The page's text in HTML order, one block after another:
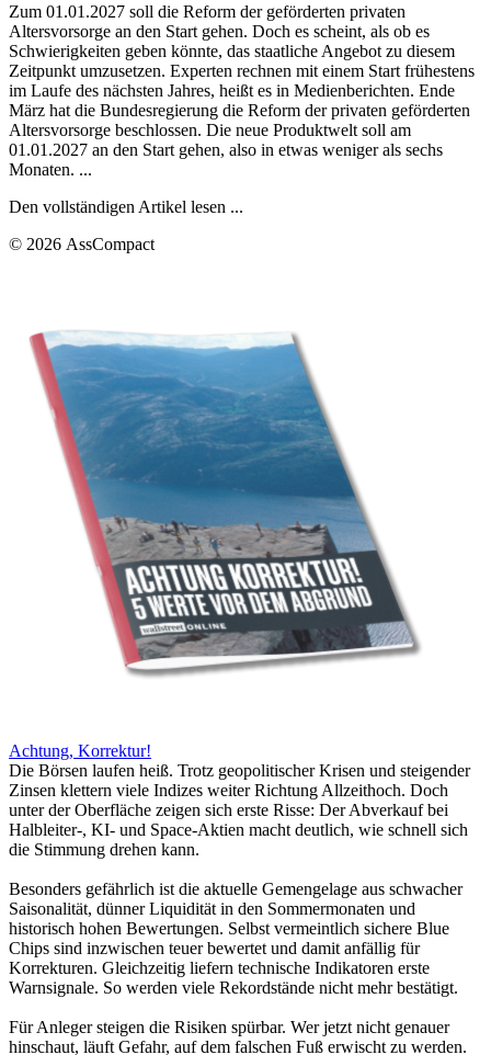
Zum 01.01.2027 soll die Reform der geförderten privaten
Altersvorsorge an den Start gehen. Doch es scheint, als ob es
Schwierigkeiten geben könnte, das staatliche Angebot zu diesem
Zeitpunkt umzusetzen. Experten rechnen mit einem Start frühestens
im Laufe des nächsten Jahres, heißt es in Medienberichten. Ende
März hat die Bundesregierung die Reform der privaten geförderten
Altersvorsorge beschlossen. Die neue Produktwelt soll am
01.01.2027 an den Start gehen, also in etwas weniger als sechs
Monaten. ...
Den vollständigen Artikel lesen ...
© 2026 AssCompact
Achtung, Korrektur!
Die Börsen laufen heiß. Trotz geopolitischer Krisen und steigender
Zinsen klettern viele Indizes weiter Richtung Allzeithoch. Doch
unter der Oberfläche zeigen sich erste Risse: Der Abverkauf bei
Halbleiter-, KI- und Space-Aktien macht deutlich, wie schnell sich
die Stimmung drehen kann.
Besonders gefährlich ist die aktuelle Gemengelage aus schwacher
Saisonalität, dünner Liquidität in den Sommermonaten und
historisch hohen Bewertungen. Selbst vermeintlich sichere Blue
Chips sind inzwischen teuer bewertet und damit anfällig für
Korrekturen. Gleichzeitig liefern technische Indikatoren erste
Warnsignale. So werden viele Rekordstände nicht mehr bestätigt.
Für Anleger steigen die Risiken spürbar. Wer jetzt nicht genauer
hinschaut, läuft Gefahr, auf dem falschen Fuß erwischt zu werden.